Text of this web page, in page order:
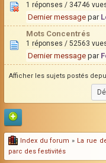
1 réponses / 34746
Dernier message par
Mots Concentrés
1 réponses / 52563
Dernier message par
Afficher les sujets postés
Index du forum » La rue
parc des festivités